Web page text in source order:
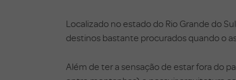
Localizado no estado do Rio Grande do
destinos bastante procurados quando o
Além de ter a sensação de estar fora do